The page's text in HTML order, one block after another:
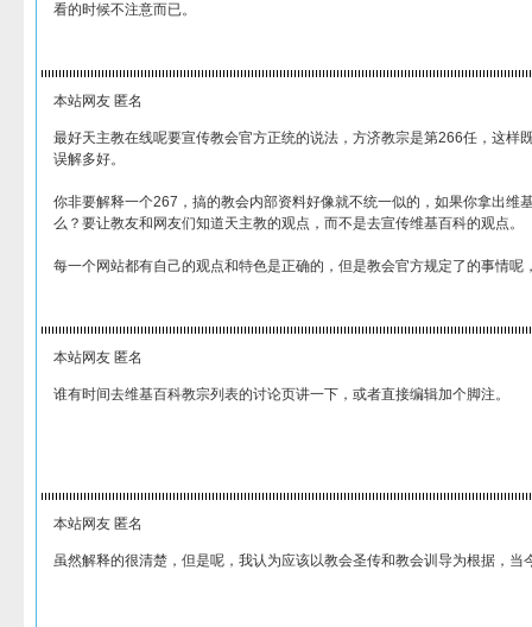
看的时候不注意而已。
本站网友 匿名
最好天主教在线呢要宣传教会官方正统的说法，方济教宗是第266任，这样
误解多好。
你非要解释一个267，搞的教会内部资料好像就不统一似的，如果你拿出维
么？要让教友和网友们知道天主教的观点，而不是去宣传维基百科的观点。
每一个网站都有自己的观点和特色是正确的，但是教会官方规定了的事情呢
本站网友 匿名
谁有时间去维基百科教宗列表的讨论页讲一下，或者直接编辑加个脚注。
本站网友 匿名
虽然解释的很清楚，但是呢，我认为应该以教会圣传和教会训导为根据，当